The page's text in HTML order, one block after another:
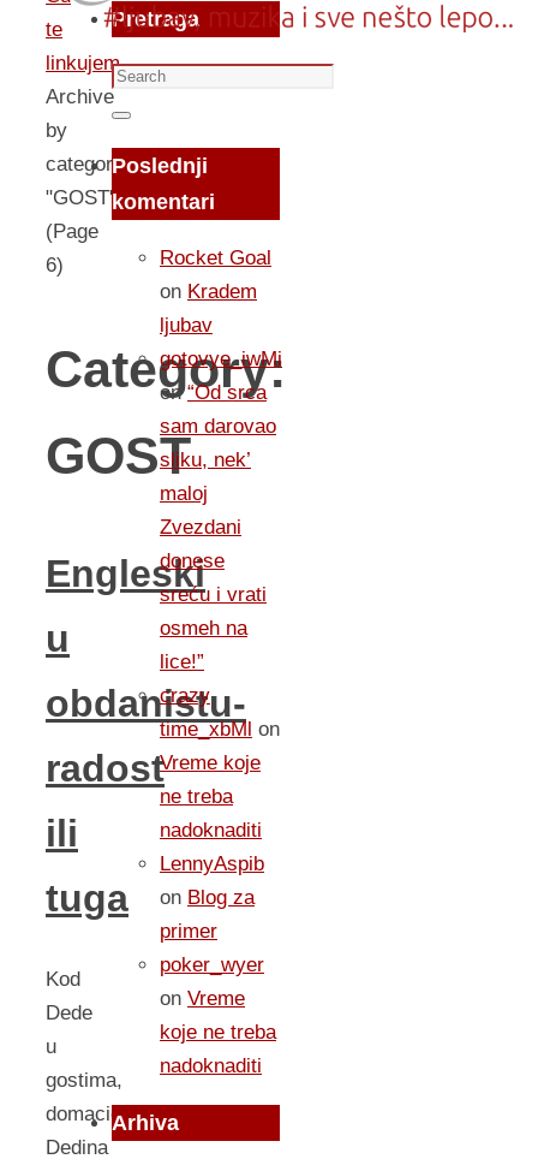
te
linkujem...
Archive
by
category
"GOST"
(Page
6)
Category:
GOST
Engleski
u
obdanistu-
radost
ili
tuga
Kod
Dede
u
gostima,
domacica-
Dedina
Pretraga
Search
for:
Search
Poslednji
komentari
Rocket Goal
on Kradem
ljubav
gotovye_iwMi
on“Od srca
sam darovao
sliku, nek’
maloj
Zvezdani
donese
sreću i vrati
osmeh na
lice!”
crazy
time_xbMl on
Vreme koje
ne treba
nadoknaditi
LennyAspib
on Blog za
primer
poker_wyer
on Vreme
koje ne treba
nadoknaditi
Arhiva